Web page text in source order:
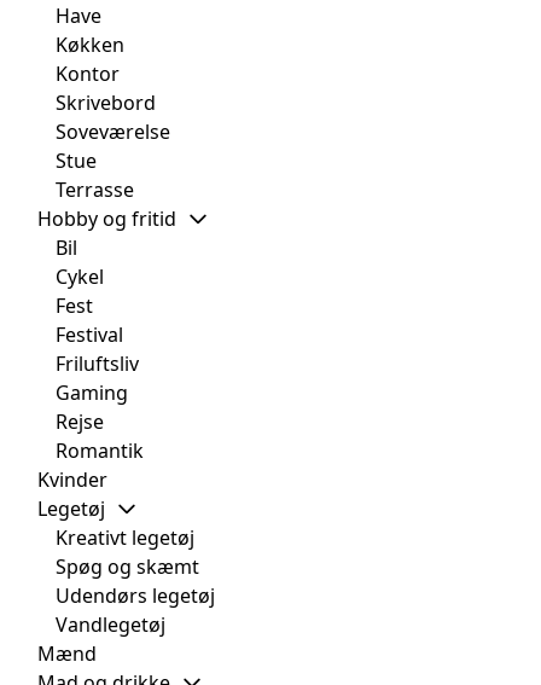
Have
Køkken
Kontor
Skrivebord
Soveværelse
Stue
Terrasse
Hobby og fritid
Bil
Cykel
Fest
Festival
Friluftsliv
Gaming
Rejse
Romantik
Kvinder
Legetøj
Kreativt legetøj
Spøg og skæmt
Udendørs legetøj
Vandlegetøj
Mænd